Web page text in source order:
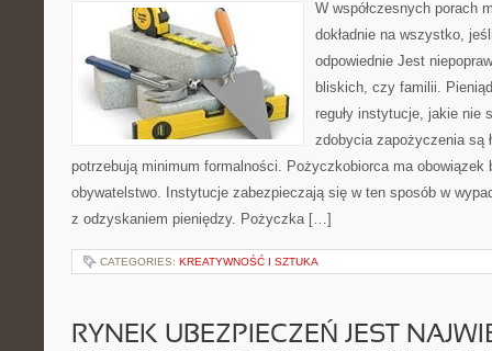
W współczesnych porach
dokładnie na wszystko,
odpowiednie Jest
bliskich, czy familii.
reguły instytucje, jakie nie
zdobycia zapożyczenia są
potrzebują minimum formalności. Pożyczkobiorca ma obowiązek
obywatelstwo. Instytucje zabezpieczają się w ten sposób w
z odzyskaniem pieniędzy. Pożyczka […]
CATEGORIES: KREATYWNOŚĆ I SZTUKA
RYNEK UBEZPIECZEŃ JEST